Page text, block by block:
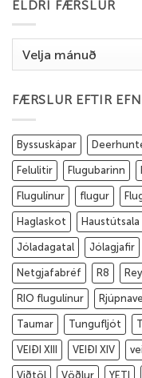
ELDRI FÆRSLUR
færslur
FÆRSLUR EFTIR
Byssuskápar
Felulitir Flugubarinn
Flugulínur flugur
Haglaskot Haustútsala
Jóladagatal Jólagjafir
Netgjafabréf R8
RIO flugulínur
Taumar Tungufljót
VEIÐI XIII VEIÐI XIV
Viðtöl Vöðlur YETI